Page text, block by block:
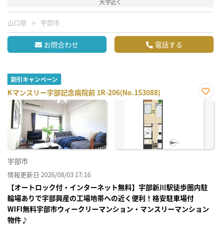
山口県 宇部市
お問合わせ 電話する
割引キャンペーン
Kマンスリー宇部記念病院前 1R-206(No.153088)
お気
宇部市
情報更新日 2026/08/03 17:16
【オートロック付・インターネット無料】宇部新川駅徒歩圏内駐
輪場ありで宇部興産の工場地帯への近く便利！格安駐車場付
WIFI無料宇部市ウィークリーマンション・マンスリーマンション
物件♪